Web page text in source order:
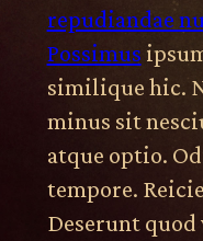
repudiandae
Possimus
similique hic.
minus sit
atque optio.
tempore.
Deserunt